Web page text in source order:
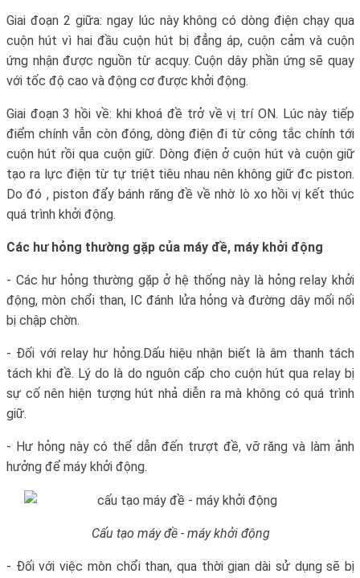
Giai đoạn 2 giữa: ngay lúc này không có dòng điện chạy qua
cuộn hút vì hai đầu cuộn hút bị đẳng áp, cuộn cảm và cuộn
ứng nhận được nguồn từ acquy. Cuộn dây phần ứng sẽ quay
với tốc độ cao và động cơ được khởi động.
Giai đoạn 3 hồi về: khi khoá đề trở về vị trí ON. Lúc này tiếp
điểm chính vẫn còn đóng, dòng điện đi từ công tắc chính tới
cuộn hút rồi qua cuộn giữ. Dòng điện ở cuộn hút và cuộn giữ
tạo ra lực điện từ tự triệt tiêu nhau nên không giữ đc piston.
Do đó , piston đẩy bánh răng đề về nhờ lò xo hồi vị kết thúc
quá trình khởi động.
Các hư hỏng thường gặp của máy đề, máy khởi động
- Các hư hỏng thường gặp ở hệ thống này là hỏng relay khởi
động, mòn chổi than, IC đánh lửa hỏng và đường dây mối nối
bị chập chờn.
- Đối với relay hư hỏng.Dấu hiệu nhận biết là âm thanh tách
tách khi đề. Lý do là do nguôn cấp cho cuộn hút qua relay bị
sự cố nên hiện tượng hút nhả diễn ra mà không có quá trình
giữ.
- Hư hỏng này có thể dẫn đến trượt đề, vỡ răng và làm ảnh
hưởng để máy khởi động.
Cấu tạo máy đề - máy khởi động
- Đối với việc mòn chổi than, qua thời gian dài sử dụng sẽ bị